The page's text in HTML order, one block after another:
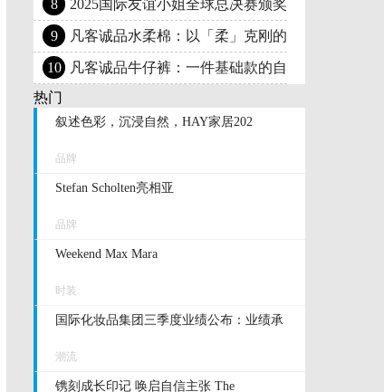
8 2025国际友谊小姐全球总决赛颁奖盛
9 凡客诚品水柔棉：以「柔」克刚的日常穿
10
凡客诚品牛仔裤：一件基础款的自我修养
热门
叙述色彩，沉浸自然，HAY家居202
品牌
Stefan Scholten亮相亚
品牌
Weekend Max Mara
时装
国际化妆品集团三季度业绩公布：业绩承
潮流
镌刻成长印记 唤启自信主张 The